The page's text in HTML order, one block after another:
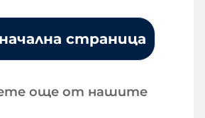
страница
още от нашите